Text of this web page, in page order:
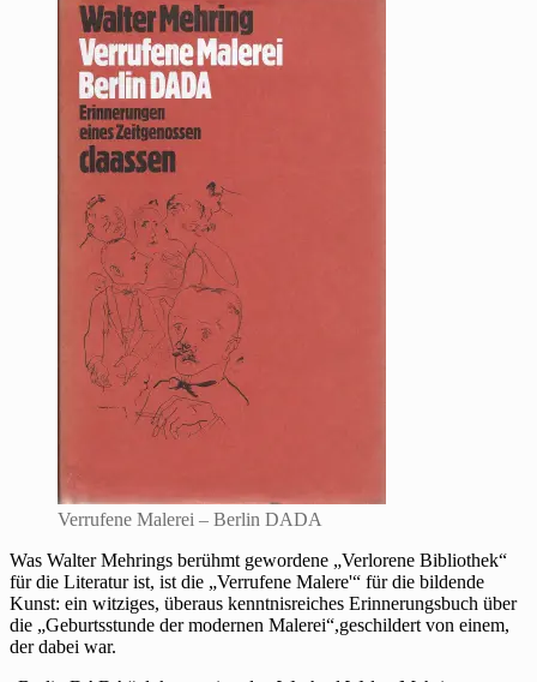
Verrufene Malerei – Berlin DADA
Was Walter Mehrings berühmt gewordene „Verlorene Bibliothek“
für die Literatur ist, ist die „Verrufene Malere'“ für die bildende
Kunst: ein witziges, überaus kenntnisreiches Erinnerungsbuch über
die „Geburtsstunde der modernen Malerei“,geschildert von einem,
der dabei war.